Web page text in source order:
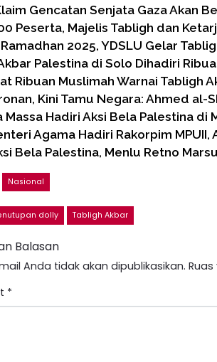
Gencatan Senjata Gaza Akan
Peserta, Majelis Tabligh dan
2025, YDSLU Gelar
Palestina di Solo Dihadiri
Ribuan Muslimah Warnai Tabligh
Kini Tamu Negara: Ahmed al-
Massa Hadiri Aksi Bela Palestina di
Agama Hadiri Rakorpim MPUII,
Bela Palestina, Menlu Retno
Nasional
dolly Tabligh Akbar
Balasan
Anda tidak akan dipublikasikan.
*